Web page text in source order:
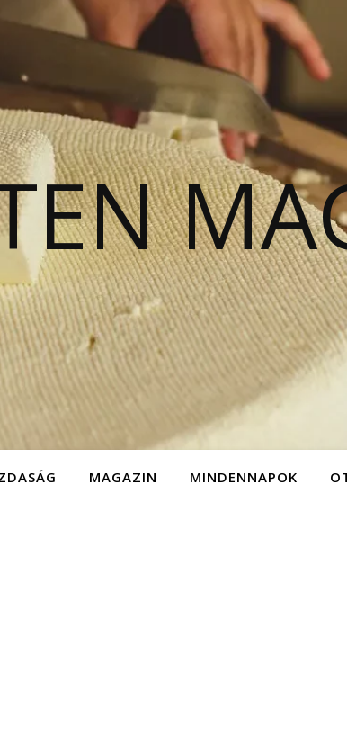
MAGAZIN MINDENNAPOK